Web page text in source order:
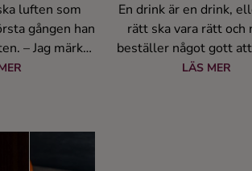
luften som
gången han
– Jag märkte
här
En drink är en drink,
rätt ska vara rätt och
beställer något gott
baren nästa gång
LÄS MER